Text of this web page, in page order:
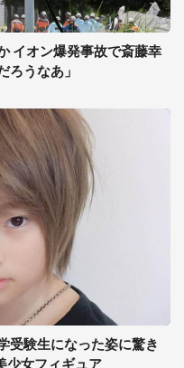
イオン爆発事故で斎藤幸
ろうなあ」
受験生になった姿に驚き
少女フィギュア